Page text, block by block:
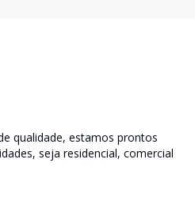
qualidade, estamos prontos
seja residencial, comercial